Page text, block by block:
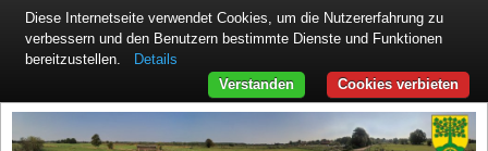
Diese Internetseite verwendet Cookies, um die Nutzererfahrung zu
verbessern und den Benutzern bestimmte Dienste und Funktionen
bereitzustellen.
Details
Cookies verbieten
Verstanden